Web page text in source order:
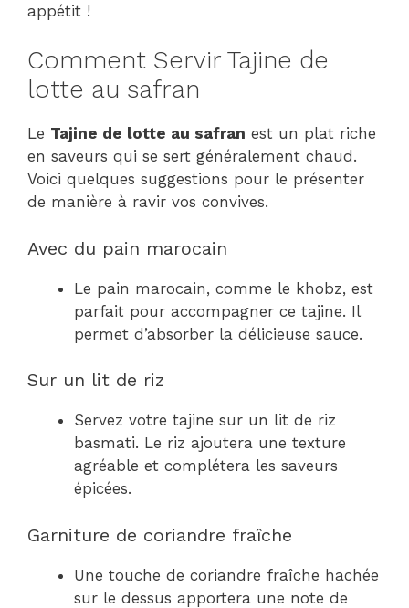
appétit !
Comment Servir Tajine de
lotte au safran
Le Tajine de lotte au safran est un plat riche
en saveurs qui se sert généralement chaud.
Voici quelques suggestions pour le présenter
de manière à ravir vos convives.
Avec du pain marocain
Le pain marocain, comme le khobz, est
parfait pour accompagner ce tajine. Il
permet d’absorber la délicieuse sauce.
Sur un lit de riz
Servez votre tajine sur un lit de riz
basmati. Le riz ajoutera une texture
agréable et complétera les saveurs
épicées.
Garniture de coriandre fraîche
Une touche de coriandre fraîche hachée
sur le dessus apportera une note de